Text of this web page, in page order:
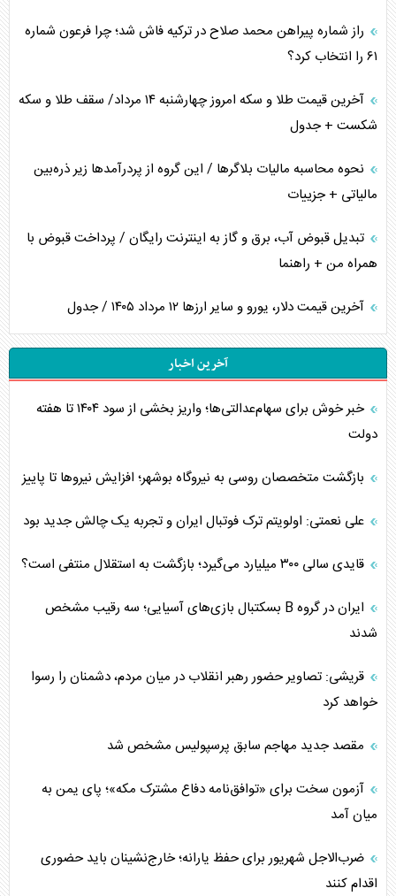
راز شماره پیراهن محمد صلاح در ترکیه فاش شد؛ چرا فرعون شماره
۶۱ را انتخاب کرد؟
آخرین قیمت طلا و سکه امروز چهارشنبه ۱۴ مرداد/ سقف طلا و سکه
شکست + جدول
نحوه محاسبه مالیات بلاگر‌ها / این گروه از پردرآمد‌ها زیر ذره‌بین
مالیاتی + جزییات
تبدیل قبوض آب، برق و گاز به اینترنت رایگان / پرداخت قبوض با
همراه من + راهنما
آخرین قیمت دلار، یورو و سایر ارز‌ها ۱۲ مرداد ۱۴۰۵ / جدول
آخرین اخبار
خبر خوش برای سهام‌عدالتی‌ها؛ واریز بخشی از سود ۱۴۰۴ تا هفته
دولت
بازگشت متخصصان روسی به نیروگاه بوشهر؛ افزایش نیروها تا پاییز
علی نعمتی: اولویتم ترک فوتبال ایران و تجربه یک چالش جدید بود
قایدی سالی ۳۰۰ میلیارد می‌گیرد؛ بازگشت به استقلال منتفی است؟
ایران در گروه B بسکتبال بازی‌های آسیایی؛ سه رقیب مشخص
شدند
قریشی: تصاویر حضور رهبر انقلاب در میان مردم، دشمنان را رسوا
خواهد کرد
مقصد جدید مهاجم سابق پرسپولیس مشخص شد
آزمون سخت برای «توافق‌نامه دفاع مشترک مکه»؛ پای یمن به
میان آمد
ضرب‌الاجل شهریور برای حفظ یارانه؛ خارج‌نشینان باید حضوری
اقدام کنند